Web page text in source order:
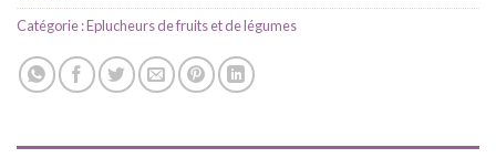
Catégorie :Eplucheurs de fruits et de légumes